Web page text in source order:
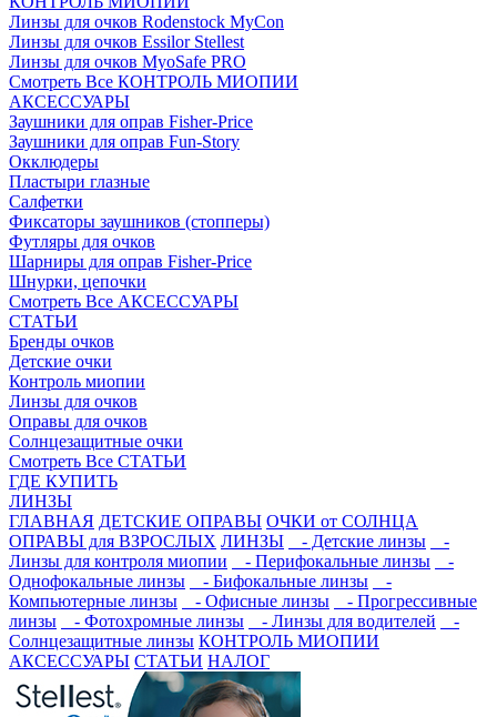
Линзы для очков Rodenstock MyCon
Линзы для очков Essilor Stellest
Линзы для очков MyoSafe PRO
Смотреть Все КОНТРОЛЬ МИОПИИ
АКСЕССУАРЫ
Заушники для оправ Fisher-Price
Заушники для оправ Fun-Story
Окклюдеры
Пластыри глазные
Салфетки
Фиксаторы заушников (стопперы)
Футляры для очков
Шарниры для оправ Fisher-Price
Шнурки, цепочки
Смотреть Все АКСЕССУАРЫ
СТАТЬИ
Бренды очков
Детские очки
Контроль миопии
Линзы для очков
Оправы для очков
Солнцезащитные очки
Смотреть Все СТАТЬИ
ГДЕ КУПИТЬ
ЛИНЗЫ
ГЛАВНАЯ ДЕТСКИЕ ОПРАВЫ ОЧКИ от СОЛНЦА
ОПРАВЫ для ВЗРОСЛЫХ ЛИНЗЫ - Детские линзы
-
Линзы для контроля миопии
- Перифокальные линзы
-
Однофокальные линзы
- Бифокальные линзы
-
Компьютерные линзы
- Офисные линзы
- Прогрессивные
линзы
- Фотохромные линзы - Линзы для водителей
-
Солнцезащитные линзы КОНТРОЛЬ МИОПИИ
АКСЕССУАРЫ СТАТЬИ НАЛОГ